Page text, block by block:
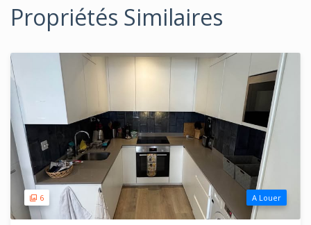
Propriétés Similaires
6 A Louer